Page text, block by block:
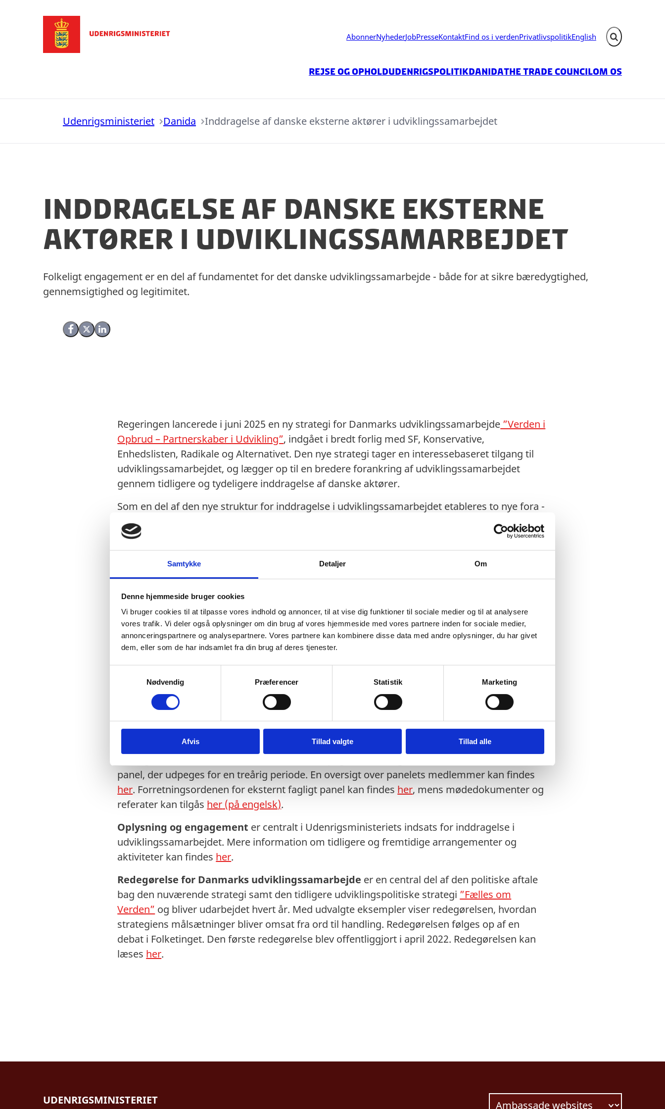
Samtykke Detaljer Om
Denne hjemmeside bruger cookies
Vi bruger cookies til at tilpasse vores indhold og annoncer, til at vise dig funktioner til sociale medier og til at analysere
vores trafik. Vi deler også oplysninger om din brug af vores hjemmeside med vores partnere inden for sociale medier,
annonceringspartnere og analysepartnere. Vores partnere kan kombinere disse data med andre oplysninger, du har givet
dem, eller som de har indsamlet fra din brug af deres tjenester.
v
Nødvendig Præferencer Statistik Marketing
Afvis Tillad valgte Tillad alle
AbonnerNyhederJobPresseKontaktFind os i verdenPrivatlivspolitikEnglish Fold søgefelt ud
Rejse og opholdUdenrigspolitikDanidaThe Trade CouncilOm os
Udenrigsministeriet Danida Inddragelse af danske eksterne aktører i udviklingssamarbejdet
Inddragelse af danske eksterne
aktører i udviklingssamarbejdet
Del på Facebook
Del på X (Twitter)
Del på LinkedIn
Folkeligt engagement er en del af fundamentet for det danske udviklingssamarbejde - både for at sikre bæredygtighed,
gennemsigtighed og legitimitet.
Regeringen lancerede i juni 2025 en ny strategi for Danmarks udviklingssamarbejde ”Verden i
Opbrud – Partnerskaber i Udvikling”, indgået i bredt forlig med SF, Konservative,
Enhedslisten, Radikale og Alternativet. Den nye strategi tager en interessebaseret tilgang til
udviklingssamarbejdet, og lægger op til en bredere forankring af udviklingssamarbejdet
gennem tidligere og tydeligere inddragelse af danske aktører.
Som en del af den nye struktur for inddragelse i udviklingssamarbejdet etableres to nye fora -
Partnerskab for Global Udvikling og eksternt fagligt panel - den 1. januar 2026.
Partnerskab for Global Udvikling (PGU)
regeringens udviklingspolitiske prioriteter og sikre fremdrift i den udviklingspolitiske strategi,
opbakningen til det danske udviklingssamarbejde i Danmark og ude i verden. Partnerskab for
Global Udvikling består af 16 medlemmer fra centrale danske aktører, herunder fra
erhvervsliv, interesseorganisationer, civilsamfund, fonde og vidensinstitutioner, og udpeges
af udenrigsministeren. Blandt medlemmerne er også den siddende formand for det eksterne
faglige panel. En oversigt over medlemmer af PGU kan findesher. Forretningsordenen for
Partnerskab for Global Udvikling kan findes
, mens referater kan tilgås (på engelsk)
Eksternt fagligt panel
har til formål at yde bidrag til faglig kvalitetssikring af større bilaterale
vurdere bevillingernes overensstemmelse med den gældende udviklingspolitiske strategi og
retningslinjerne for forvaltning af udviklingssamarbejdet med henblik på udmøntning af
panel, der udpeges for en treårig periode. En oversigt over panelets medlemmer kan findes
her. Forretningsordenen for eksternt fagligt panel kan findes her, mens mødedokumenter og
referater kan tilgås her (på engelsk).
Oplysning og engagement er centralt i Udenrigsministeriets indsats for inddragelse i
udviklingssamarbejdet. Mere information om tidligere og fremtidige arrangementer og
aktiviteter kan findes her.
Redegørelse for Danmarks udviklingssamarbejde er en central del af den politiske aftale
bag den nuværende strategi samt den tidligere udviklingspolitiske strategi ”Fælles om
Verden” og bliver udarbejdet hvert år. Med udvalgte eksempler viser redegørelsen, hvordan
strategiens målsætninger bliver omsat fra ord til handling. Redegørelsen følges op af en
debat i Folketinget. Den første redegørelse blev offentliggjort i april 2022. Redegørelsen kan
læses her.
UDENRIGSMINISTERIET